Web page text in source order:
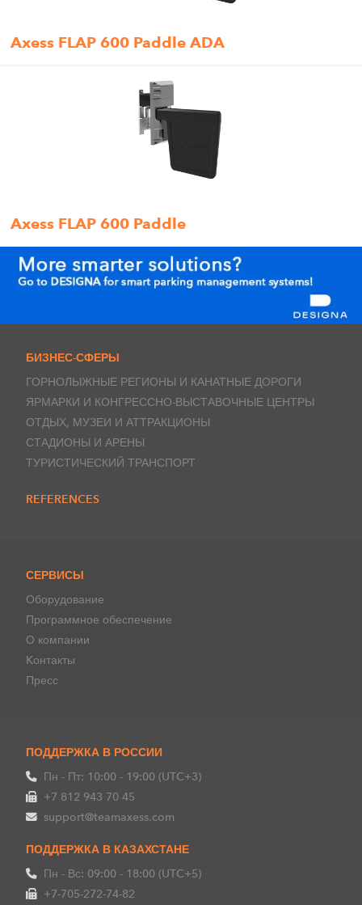
Axess FLAP 600 Paddle ADA
Axess FLAP 600 Paddle
БИЗНЕС-СФЕРЫ
ГОРНОЛЫЖНЫЕ РЕГИОНЫ И КАНАТНЫЕ ДОРОГИ
ЯРМАРКИ И КОНГРЕССНО-ВЫСТАВОЧНЫЕ ЦЕНТРЫ
ОТДЫХ, МУЗЕИ И АТТРАКЦИОНЫ
СТАДИОНЫ И АРЕНЫ
ТУРИСТИЧЕСКИЙ ТРАНСПОРТ
REFERENCES
СЕРВИСЫ
Оборудование
Программное обеспечение
О компании
Kонтакты
Пресс
ПОДДЕРЖКА В РОССИИ
Пн - Пт: 10:00 - 19:00 (UTC+3)
+7 812 943 70 45
support@teamaxess.com
ПОДДЕРЖКА В КАЗАХСТАНЕ
Пн - Вс: 09:00 - 18:00 (UTC+5)
+7-705-272-74-82